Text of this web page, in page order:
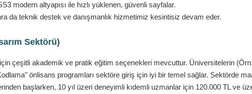
modern altyapısı ile hızlı yüklenen, güvenli sayfalar.
da teknik destek ve danışmanlık hizmetimiz kesintisiz devam eder.
Sektörü)
çeşitli akademik ve pratik eğitim seçenekleri mevcuttur. Üniversitelerin
önlisans programları sektöre giriş için iyi bir temel sağlar. Sektörde
başlarken, 10 yıl üzeri deneyimli kıdemli uzmanlar için 120.000 TL ve